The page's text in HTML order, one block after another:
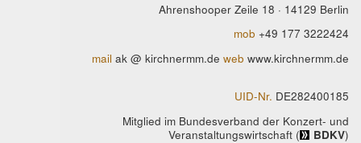
Ahrenshooper Zeile 18 · 14129 Berlin
mob +49 177 3222424
mail ak @ kirchnermm.de web www.kirchnermm.de
UID-Nr. DE282400185
Mitglied im Bundesverband der Konzert- und
Veranstaltungswirtschaft (
BDKV)